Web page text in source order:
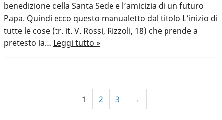
benedizione della Santa Sede e l’amicizia di un futuro
Papa. Quindi ecco questo manualetto dal titolo L’inizio di
tutte le cose (tr. it. V. Rossi, Rizzoli, 18) che prende a
pretesto la… Leggi tutto »
1 2 3 →